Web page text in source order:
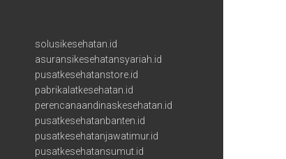
solusikesehatan.id
asuransikesehatansyariah.id
pusatkesehatanstore.id
pabrikalatkesehatan.id
perencanaandinaskesehatan.id
pusatkesehatanbanten.id
pusatkesehatanjawatimur.id
pusatkesehatansumut.id